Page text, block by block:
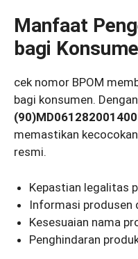
Manfaat
bagi
cek nomor BPOM
bagi konsumen.
memastikan
resmi.
Kepastian legalitas
Informasi produsen
Kesesuaian nama
Penghindaran